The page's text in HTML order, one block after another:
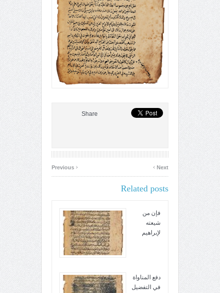
Share
‹ Next
›
Related posts
فإن من
شيعته
لإبراهيم
دفع المناواة
في التفضيل